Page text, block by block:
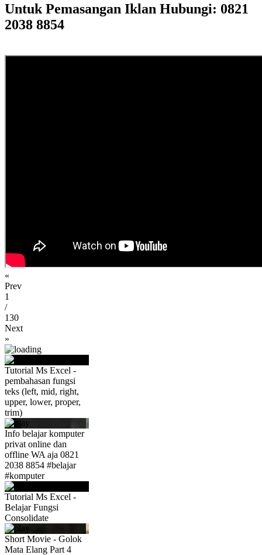
Untuk Pemasangan Iklan Hubungi: 0821
2038 8854
«
Prev
1
/
130
Next
»
Tutorial Ms Excel -
pembahasan fungsi
teks (left, mid, right,
upper, lower, proper,
trim)
Info belajar komputer
privat online dan
offline WA aja 0821
2038 8854 #belajar
#komputer
Tutorial Ms Excel -
Belajar Fungsi
Consolidate
Short Movie - Golok
Mata Elang Part 4